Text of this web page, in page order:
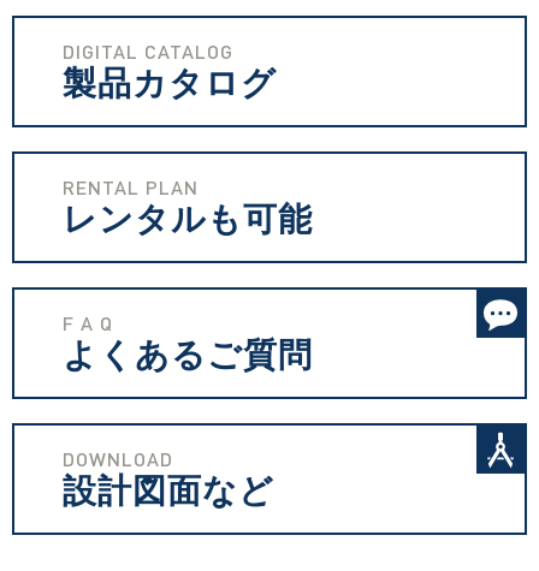
DIGITAL CATALOG
製品カタログ
RENTAL PLAN
レンタルも可能
F A Q
よくあるご質問
DOWNLOAD
設計図面など